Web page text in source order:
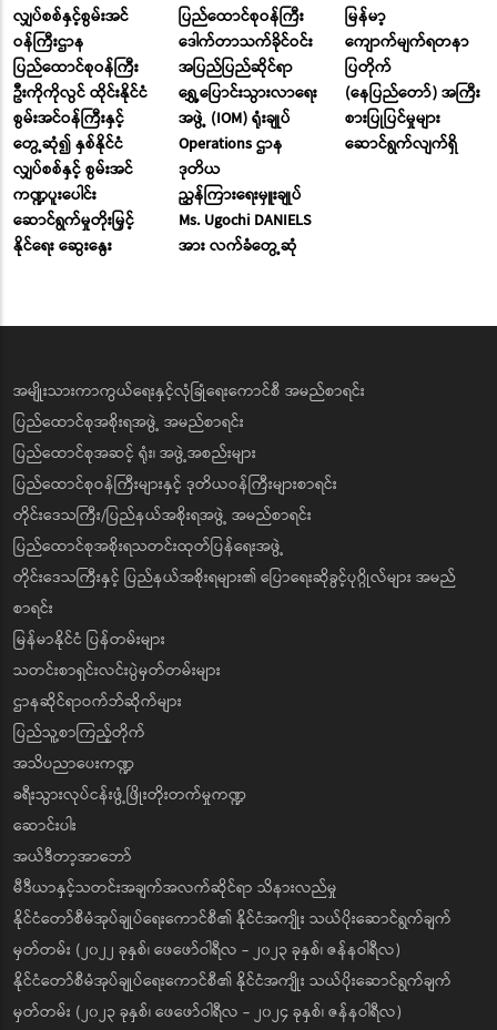
လျှပ်စစ်နှင့်စွမ်းအင်
ဝန်ကြီးဌာန
ပြည်ထောင်စုဝန်ကြီး
ဦးကိုကိုလွင် ထိုင်းနိုင်ငံ
စွမ်းအင်ဝန်ကြီးနှင့်
တွေ့ဆုံ၍ နှစ်နိုင်ငံ
လျှပ်စစ်နှင့် စွမ်းအင်
ကဏ္ဍပူးပေါင်း
ဆောင်ရွက်မှုတိုးမြှင့်
နိုင်ရေး ဆွေးနွေး
ပြည်ထောင်စုဝန်ကြီး
ဒေါက်တာသက်ခိုင်ဝင်း
အပြည်ပြည်ဆိုင်ရာ
ရွှေ့ပြောင်းသွားလာရေး
အဖွဲ့ (IOM) ရုံးချုပ်
Operations ဌာန
ဒုတိယ
ညွှန်ကြားရေးမှူးချုပ်
Ms. Ugochi DANIELS
အား လက်ခံတွေ့ဆုံ
မြန်မာ့
ကျောက်မျက်ရတနာ
ပြတိုက်
(နေပြည်တော်) အကြီး
စားပြုပြင်မှုများ
ဆောင်ရွက်လျက်ရှိ
အမျိုးသားကာကွယ်ရေးနှင့်လုံခြုံရေးကောင်စီ အမည်စာရင်း
ပြည်ထောင်စုအစိုးရအဖွဲ့ အမည်စာရင်း
ပြည်ထောင်စုအဆင့် ရုံး၊ အဖွဲ့အစည်းများ
ပြည်ထောင်စုဝန်ကြီးများနှင့် ဒုတိယဝန်ကြီးများစာရင်း
တိုင်းဒေသကြီး/ပြည်နယ်အစိုးရအဖွဲ့ အမည်စာရင်း
ပြည်ထောင်စုအစိုးရသတင်းထုတ်ပြန်ရေးအဖွဲ့
တိုင်းဒေသကြီးနှင့် ပြည်နယ်အစိုးရများ၏ ပြောရေးဆိုခွင့်ပုဂ္ဂိုလ်များ အမည်
စာရင်း
မြန်မာနိုင်ငံ ပြန်တမ်းများ
သတင်းစာရှင်းလင်းပွဲမှတ်တမ်းများ
ဌာနဆိုင်ရာဝက်ဘ်ဆိုက်များ
ပြည်သူ့စာကြည့်တိုက်
အသိပညာပေးကဏ္ဍ
ခရီးသွားလုပ်ငန်းဖွံ့ဖြိုးတိုးတက်မှုကဏ္ဍ
ဆောင်းပါး
အယ်ဒီတာ့အာဘော်
မီဒီယာနှင့်သတင်းအချက်အလက်ဆိုင်ရာ သိနားလည်မှု
နိုင်ငံတော်စီမံအုပ်ချုပ်ရေးကောင်စီ၏ နိုင်ငံအကျိုး သယ်ပိုးဆောင်ရွက်ချက်
မှတ်တမ်း (၂၀၂၂ ခုနှစ်၊ ဖေဖော်ဝါရီလ - ၂၀၂၃ ခုနှစ်၊ ဇန်နဝါရီလ)
နိုင်ငံတော်စီမံအုပ်ချုပ်ရေးကောင်စီ၏ နိုင်ငံအကျိုး သယ်ပိုးဆောင်ရွက်ချက်
မှတ်တမ်း (၂၀၂၃ ခုနှစ်၊ ဖေဖော်ဝါရီလ - ၂၀၂၄ ခုနှစ်၊ ဇန်နဝါရီလ)